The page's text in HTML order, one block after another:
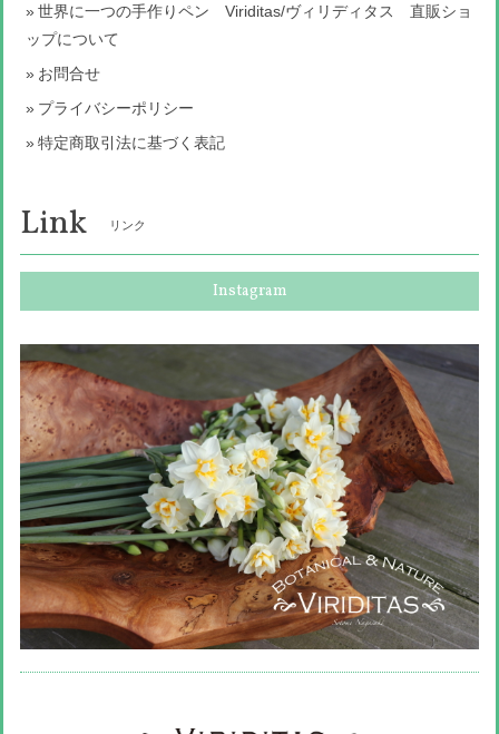
世界に一つの手作りペン Viriditas/ヴィリディタス 直販ショ
ップについて
お問合せ
プライバシーポリシー
特定商取引法に基づく表記
Link リンク
Instagram